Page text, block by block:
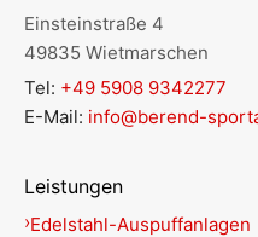
Einsteinstraße 4
49835 Wietmarschen
Tel: +49 5908 9342277
E-Mail: info@berend-
Leistungen
Edelstahl-Auspuffanlagen